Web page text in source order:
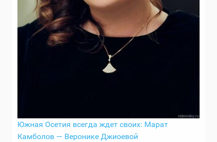
Южная Осетия всегда ждет своих: Марат
Камболов — Веронике Джиоевой